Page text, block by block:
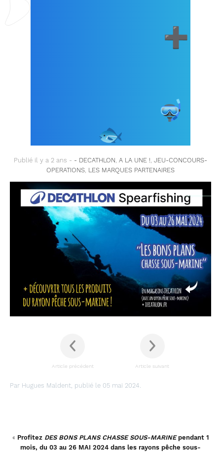
➕
🤿
🐟
Publié il y a 2 ans - - DECATHLON, A LA UNE !, JEU-CONCOURS-
OPERATIONS, LES MARQUES PARTENAIRES
Article précédent Article suivant
Par Hugues Maldent, publié le 05 mai 2024.
« Profitez DES BONS PLANS CHASSE SOUS-MARINEpendant 1
mois, du 03 au 26 MAI 2024 dans les rayons pêche sous-